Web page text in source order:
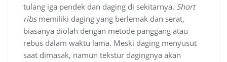
tulang iga pendek dan daging di sekitarnya. Short
ribsmemiliki daging yang berlemak dan serat,
biasanya diolah dengan metode panggang atau
rebus dalam waktu lama. Meski daging menyusut
saat dimasak, namun tekstur dagingnya akan